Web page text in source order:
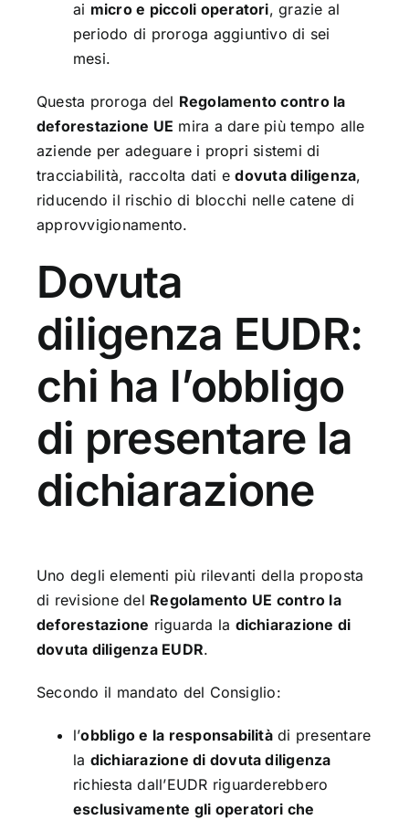
ai micro e piccoli operatori, grazie al
periodo di proroga aggiuntivo di sei
mesi.
Questa proroga del Regolamento contro la
deforestazione UE mira a dare più tempo alle
aziende per adeguare i propri sistemi di
tracciabilità, raccolta dati edovuta diligenza,
riducendo il rischio di blocchi nelle catene di
approvvigionamento.
Dovuta
diligenza EUDR:
chi ha l’obbligo
di presentare la
dichiarazione
Uno degli elementi più rilevanti della proposta
di revisione del Regolamento UE contro la
deforestazione riguarda la dichiarazione di
dovuta diligenza EUDR.
Secondo il mandato del Consiglio:
l’obbligo e la responsabilitàdi presentare
la dichiarazione di dovuta diligenza
richiesta dall’EUDR riguarderebbero
esclusivamente gli operatori che